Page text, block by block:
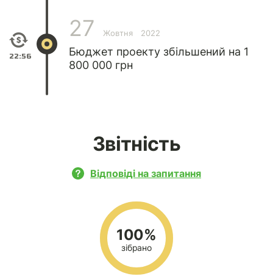
22:56
27 Жовтня 2022
Бюджет проекту збільшений на 1
800 000 грн
Звітність
Відповіді на запитання
100%
зібрано